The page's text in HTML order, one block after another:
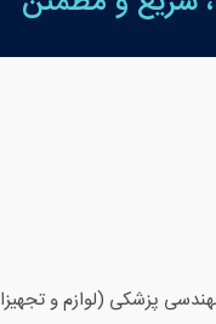
پزشکی (لوازم و